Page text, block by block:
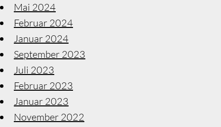
Mai 2024
Februar 2024
Januar 2024
September 2023
Juli 2023
Februar 2023
Januar 2023
November 2022